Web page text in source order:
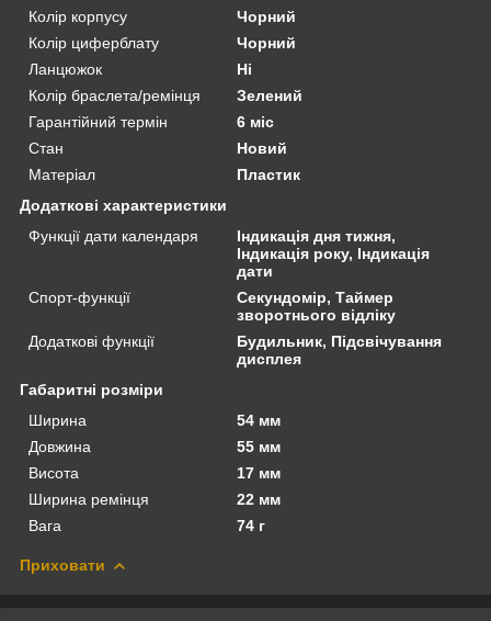
Колір корпусу
Чорний
Колір циферблату
Чорний
Ланцюжок
Ні
Колір браслета/ремінця
Зелений
Гарантійний термін
6 міс
Стан
Новий
Матеріал
Пластик
Додаткові характеристики
Функції дати календаря
Індикація дня тижня,
Індикація року, Індикація
дати
Спорт-функції
Секундомір, Таймер
зворотнього відліку
Додаткові функції
Будильник, Підсвічування
дисплея
Габаритні розміри
Ширина
54 мм
Довжина
55 мм
Висота
17 мм
Ширина ремінця
22 мм
Вага
74 г
Приховати